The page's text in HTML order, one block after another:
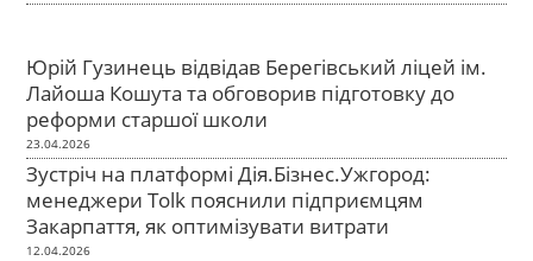
Юрій Гузинець відвідав Берегівський ліцей ім.
Лайоша Кошута та обговорив підготовку до
реформи старшої школи
23.04.2026
Зустріч на платформі Дія.Бізнес.Ужгород:
менеджери Tolk пояснили підприємцям
Закарпаття, як оптимізувати витрати
12.04.2026